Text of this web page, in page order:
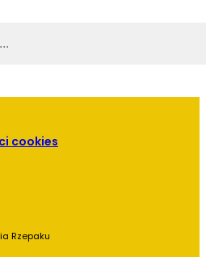
Rzepaku
cookies